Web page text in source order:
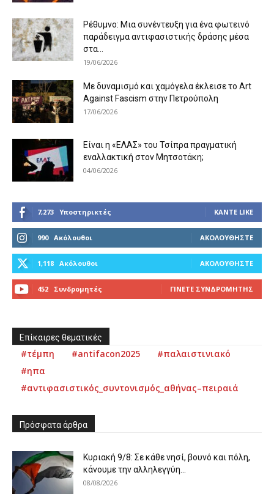
Ρέθυμνο: Μια συνέντευξη για ένα φωτεινό
παράδειγμα αντιφασιστικής δράσης μέσα
στα...
19/06/2026
Με δυναμισμό και χαμόγελα έκλεισε το Art
Against Fascism στην Πετρούπολη
17/06/2026
Είναι η «ΕΛΑΣ» του Τσίπρα πραγματική
εναλλακτική στον Μητσοτάκη;
04/06/2026
7,273 Υποστηρικτές ΚΆΝΤΕ LIKE
990 Ακόλουθοι ΑΚΟΛΟΥΘΉΣΤΕ
1,118 Ακόλουθοι ΑΚΟΛΟΥΘΉΣΤΕ
452 Συνδρομητές ΓΊΝΕΤΕ ΣΥΝΔΡΟΜΗΤΉΣ
Επίκαιρες θεματικές
#τέμπη #antifacon2025
#παλαιστινιακό
#ηπα
#αντιφασιστικός_συντονισμός_αθήνας–πειραιά
Πρόσφατα άρθρα
Κυριακή 9/8: Σε κάθε νησί, βουνό και πόλη,
κάνουμε την αλληλεγγύη...
08/08/2026